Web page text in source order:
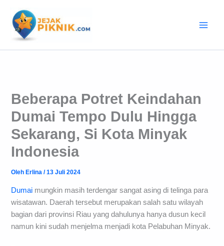
konten
Beberapa Potret Keindahan
Dumai Tempo Dulu Hingga
Sekarang, Si Kota Minyak
Indonesia
Oleh Erlina/13 Juli 2024
Dumai mungkin masih terdengar sangat asing di telinga para
wisatawan. Daerah tersebut merupakan salah satu wilayah
bagian dari provinsi Riau yang dahulunya hanya dusun kecil
namun kini sudah menjelma menjadi kota Pelabuhan Minyak.